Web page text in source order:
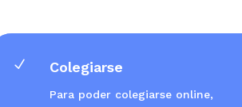
N Colegiarse
Para poder colegiarse online,